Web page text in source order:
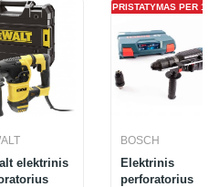
elektrinis
PRISTATYMAS PER 1
BOSCH
Elektrinis
perforatorius